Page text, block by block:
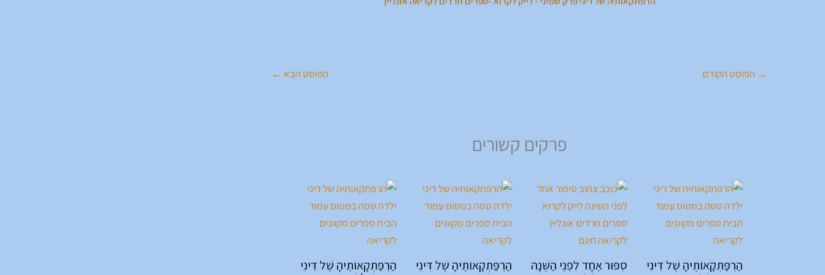
→ הפוסט הקודם הפוסט הבא ←
פרקים קשורים
הַרְפַּתְקָאוֹתֶיהָ שֶׁל דִּינִי סִפּוּר אֶחָד לִפְנֵי הַשֵּׁנָה הַרְפַּתְקָאוֹתֶיהָ שֶׁל דִּינִי הַרְפַּתְקָאוֹתֶיהָ שֶׁל דִּינִי